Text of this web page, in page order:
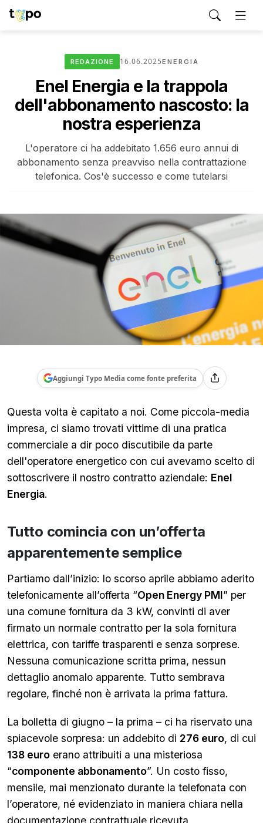
REDAZIONE 16.06.2025ENERGIA
Enel Energia e la trappola
dell'abbonamento nascosto: la
nostra esperienza
L'operatore ci ha addebitato 1.656 euro annui di
abbonamento senza preavviso nella contrattazione
telefonica. Cos'è successo e come tutelarsi
Aggiungi Typo Media come fonte preferita
Questa volta è capitato a noi. Come piccola-media
impresa, ci siamo trovati vittime di una pratica
commerciale a dir poco discutibile da parte
dell'operatore energetico con cui avevamo scelto di
sottoscrivere il nostro contratto aziendale: Enel
Energia.
Tutto comincia con un’offerta
apparentemente semplice
Partiamo dall’inizio: lo scorso aprile abbiamo aderito
telefonicamente all’offerta “Open Energy PMI” per
una comune fornitura da 3 kW, convinti di aver
firmato un normale contratto per la sola fornitura
elettrica, con tariffe trasparenti e senza sorprese.
Nessuna comunicazione scritta prima, nessun
dettaglio anomalo apparente. Tutto sembrava
regolare, finché non è arrivata la prima fattura.
La bolletta di giugno – la prima – ci ha riservato una
spiacevole sorpresa: un addebito di 276 euro, di cui
138 euro erano attribuiti a una misteriosa
“componente abbonamento”. Un costo fisso,
mensile, mai menzionato durante la telefonata con
l’operatore, né evidenziato in maniera chiara nella
documentazione contrattuale ricevuta